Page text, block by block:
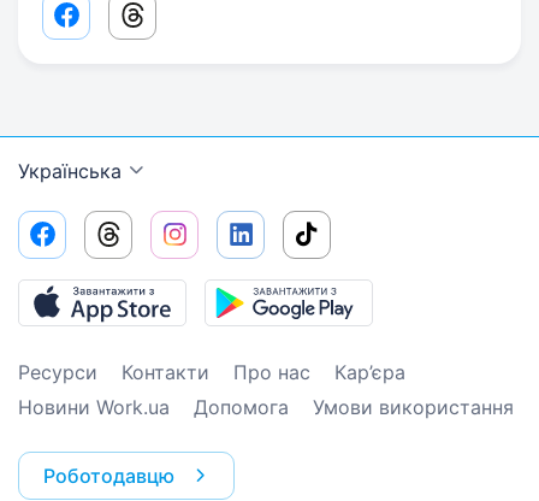
Facebook share link
Threads share link
Українська
Ресурси Контакти Про нас
Кар’єра
Новини Work.ua
Допомога Умови використання
Роботодавцю